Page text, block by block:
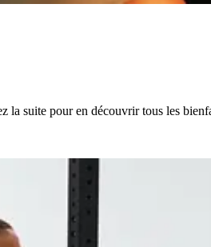
la suite pour en découvrir tous les